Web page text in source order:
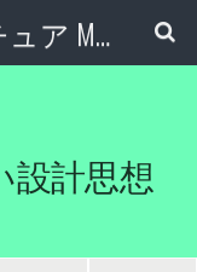
株式会社モチベンチュア Motiventure Inc.
計思想